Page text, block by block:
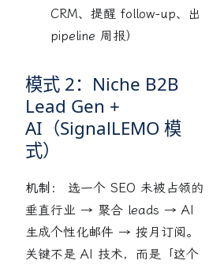
CRM、提醒 follow-up、出
pipeline 周报）
模式 2：Niche B2B
Lead Gen +
AI（SignalLEMO 模
式）
机制：
选一个 SEO 未被占领的
垂直行业 → 聚合 leads → AI
生成个性化邮件 → 按月订阅。
关键不是 AI 技术，而是「这个